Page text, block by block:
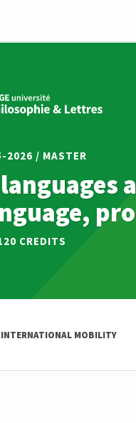
2026 / MASTER
CREDITS
INTERNATIONAL MOBILITY